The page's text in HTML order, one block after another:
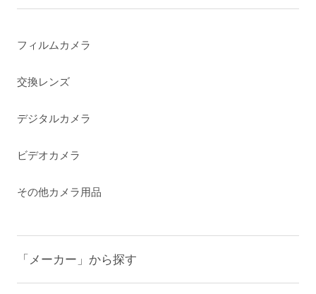
フィルムカメラ
交換レンズ
デジタルカメラ
ビデオカメラ
その他カメラ用品
「メーカー」から探す